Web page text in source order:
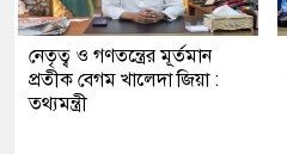
নেতৃত্ব ও গণতন্ত্রের মূর্তমান
প্রতীক বেগম খালেদা জিয়া :
তথ্যমন্ত্রী